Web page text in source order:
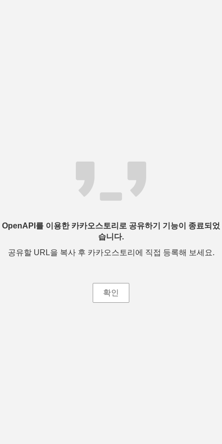
OpenAPI를 이용한 카카오스토리로 공유하기 기능이 종료되었
습니다.
공유할 URL을 복사 후 카카오스토리에 직접 등록해 보세요.
확인